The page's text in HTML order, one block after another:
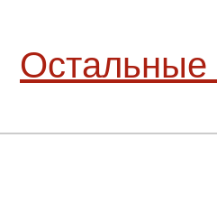
Остальные